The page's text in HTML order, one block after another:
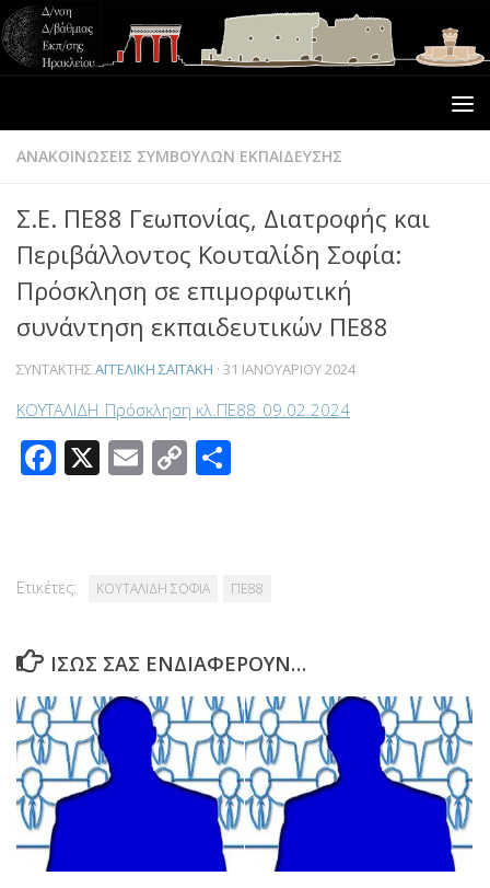
ΑΝΑΚΟΙΝΩΣΕΙΣ ΣΥΜΒΟΥΛΩΝ ΕΚΠΑΙΔΕΥΣΗΣ
Σ.Ε. ΠΕ88 Γεωπονίας, Διατροφής και
Περιβάλλοντος Κουταλίδη Σοφία:
Πρόσκληση σε επιμορφωτική
συνάντηση εκπαιδευτικών ΠΕ88
ΣΥΝΤΆΚΤΗΣΑΓΓΕΛΙΚΉ ΣΑΪΤΆΚΗ · 31 ΙΑΝΟΥΑΡΊΟΥ 2024
ΚΟΥΤΑΛΙΔΗ_Πρόσκληση κλ.ΠΕ88_09.02.2024
Facebook
X Email
Copy
Ετικέτες: ΚΟΥΤΑΛΙΔΗ ΣΟΦΙΑ ΠΕ88
ΊΣΩΣ ΣΑΣ ΕΝΔΙΑΦΈΡΟΥΝ…